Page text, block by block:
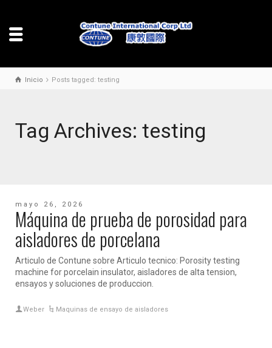
Inicio Posts tagged: testing
Tag Archives: testing
mayo 26, 2026
Máquina de prueba de porosidad para
aisladores de porcelana
Articulo de Contune sobre Articulo tecnico: Porosity testing
machine for porcelain insulator, aisladores de alta tension,
ensayos y soluciones de produccion.
Weber Maquinas de ensayo de aisladores